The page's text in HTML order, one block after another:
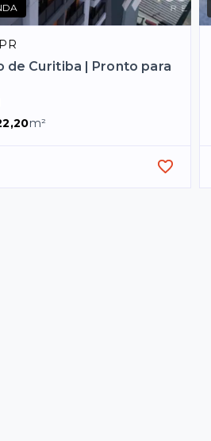
de Curitiba | Pronto para
m²